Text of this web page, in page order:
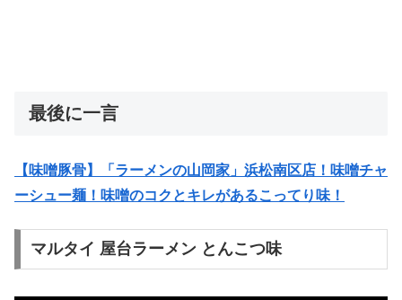
最後に一言
【味噌豚骨】「ラーメンの山岡家」浜松南区店！味噌チャ
ーシュー麺！味噌のコクとキレが‌あるこってり味！
マルタイ 屋台ラーメン とんこつ味